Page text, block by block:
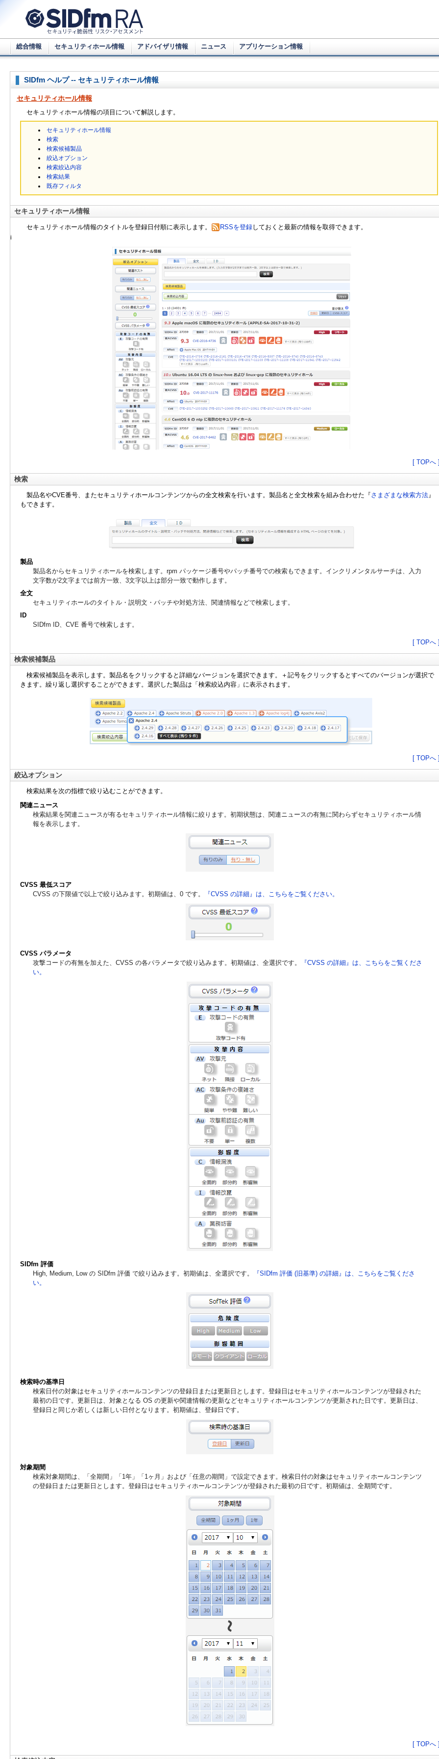
総合情報 セキュリティホール情報 アドバイザリ情報 ニュース アプリケーション情報
SIDfm ヘルプ -- セキュリティホール情報
セキュリティホール情報
セキュリティホール情報の項目について解説します。
セキュリティホール情報
検索
検索候補製品
絞込オプション
検索絞込内容
検索結果
既存フィルタ
セキュリティホール情報
セキュリティホール情報のタイトルを登録日付順に表示します。 RSSを登録しておくと最新の情報を取得できます。
i
[ TOPへ
検索
製品名やCVE番号、またセキュリティホールコンテンツからの全文検索を行います。製品名と全文検索を組み合わせた『さまざまな検索方法』
もできます。
製品
製品名からセキュリティホールを検索します。rpm パッケージ番号やパッチ番号での検索もできます。インクリメンタルサーチは、入力
文字数が2文字までは前方一致、3文字以上は部分一致で動作します。
全文
セキュリティホールのタイトル・説明文・パッチや対処方法、関連情報などで検索します。
ID
SIDfm ID、CVE 番号で検索します。
[ TOPへ
検索候補製品
検索候補製品を表示します。製品名をクリックすると詳細なバージョンを選択できます。＋記号をクリックするとすべてのバージョンが選択で
きます。繰り返し選択することができます。選択した製品は「検索絞込内容」に表示されます。
[ TOPへ
絞込オプション
検索結果を次の指標で絞り込むことができます。
関連ニュース
検索結果を関連ニュースが有るセキュリティホール情報に絞ります。初期状態は、関連ニュースの有無に関わらずセキュリティホール情
報を表示します。
CVSS 最低スコア
CVSS の下限値で以上で絞り込みます。初期値は、0 です。
『CVSS の詳細』は、こちらをご覧ください。
CVSS パラメータ
攻撃コードの有無を加えた、CVSS の各パラメータで絞り込みます。初期値は、全選択です。
『CVSS の詳細』は、こちらをご覧くださ
い。
SIDfm 評価
High, Medium, Low の SIDfm 評価 で絞り込みます。初期値は、全選択です。
『SIDfm 評価 (旧基準) の詳細』は、こちらをご覧くださ
い。
検索時の基準日
検索日付の対象はセキュリティホールコンテンツの登録日または更新日とします。登録日はセキュリティホールコンテンツが登録された
最初の日です。更新日は、対象となる OS の更新や関連情報の更新などセキュリティホールコンテンツが更新された日です。更新日は、
登録日と同じか若しくは新しい日付となります。初期値は、登録日です。
対象期間
検索対象期間は、「全期間」「1年」「1ヶ月」および「任意の期間」で設定できます。検索日付の対象はセキュリティホールコンテンツ
の登録日または更新日とします。登録日はセキュリティホールコンテンツが登録された最初の日です。初期値は、全期間です。
[ TOPへ